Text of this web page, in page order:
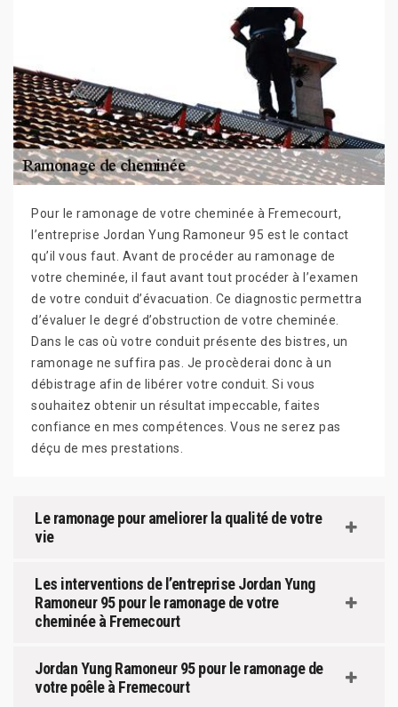
Pour le ramonage de votre cheminée à Fremecourt,
l’entreprise Jordan Yung Ramoneur 95 est le contact
qu’il vous faut. Avant de procéder au ramonage de
votre cheminée, il faut avant tout procéder à l’examen
de votre conduit d’évacuation. Ce diagnostic permettra
d’évaluer le degré d’obstruction de votre cheminée.
Dans le cas où votre conduit présente des bistres, un
ramonage ne suffira pas. Je procèderai donc à un
débistrage afin de libérer votre conduit. Si vous
souhaitez obtenir un résultat impeccable, faites
confiance en mes compétences. Vous ne serez pas
déçu de mes prestations.
Le ramonage pour ameliorer la qualité de votre
vie
Les interventions de l’entreprise Jordan Yung
Ramoneur 95 pour le ramonage de votre
cheminée à Fremecourt
Jordan Yung Ramoneur 95 pour le ramonage de
votre poêle à Fremecourt